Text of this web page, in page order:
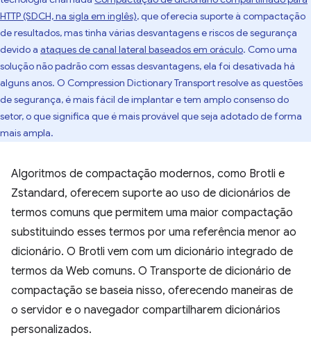
HTTP (SDCH, na sigla em inglês), que oferecia suporte à compactação
de resultados, mas tinha várias desvantagens e riscos de segurança
devido a ataques de canal lateral baseados em oráculo. Como uma
solução não padrão com essas desvantagens, ela foi desativada há
alguns anos. O Compression Dictionary Transport resolve as questões
de segurança, é mais fácil de implantar e tem amplo consenso do
setor, o que significa que é mais provável que seja adotado de forma
mais ampla.
Algoritmos de compactação modernos, como Brotli e
Zstandard, oferecem suporte ao uso de dicionários de
termos comuns que permitem uma maior compactação
substituindo esses termos por uma referência menor ao
dicionário. O Brotli vem com um dicionário integrado de
termos da Web comuns. O Transporte de dicionário de
compactação se baseia nisso, oferecendo maneiras de
o servidor e o navegador compartilharem dicionários
personalizados.